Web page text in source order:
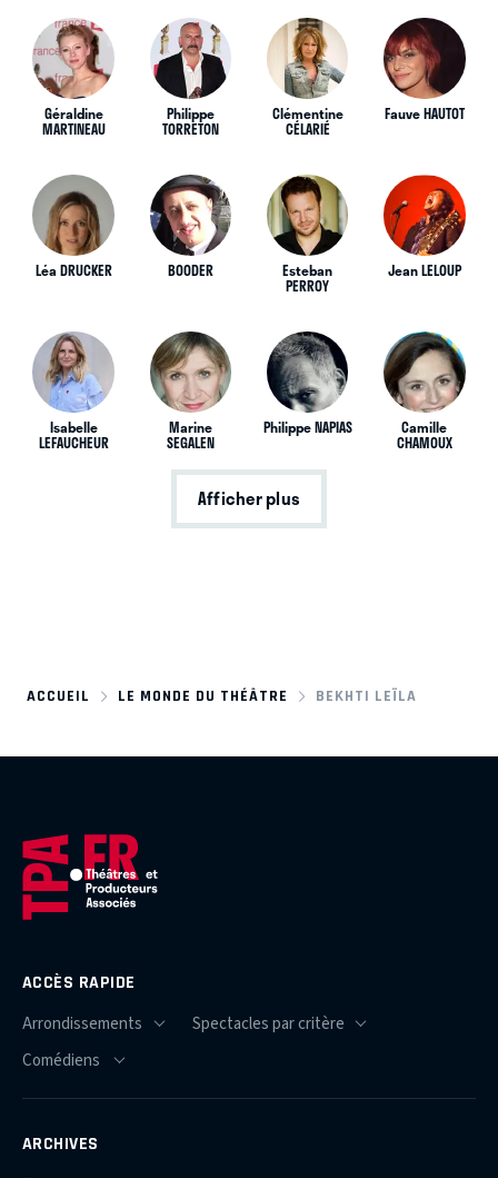
Géraldine
MARTINEAU
Philippe
TORRETON
Clémentine
CÉLARIÉ
Fauve HAUTOT
Léa DRUCKER BOODER Esteban
PERROY
Jean LELOUP
Isabelle
LEFAUCHEUR
Marine
SEGALEN
Philippe NAPIAS Camille
CHAMOUX
Afficher plus
ACCUEIL LE MONDE DU THÉÂTRE BEKHTI LEÏLA
ACCÈS RAPIDE
ARCHIVES